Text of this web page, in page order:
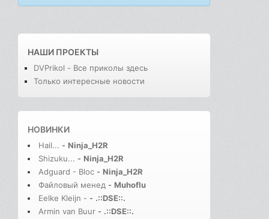
НАШИ ПРОЕКТЫ
DVPrikol - Все приколы здесь
Только интересные новости
НОВИНКИ
Hail... - Ninja_H2R
Shizuku... - Ninja_H2R
Adguard - Bloc - Ninja_H2R
Файловый менед - Muhoflu
Eelke Kleijn - - .::DSE::.
Armin van Buur - .::DSE::.